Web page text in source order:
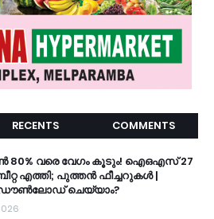
RECENTS COMMENTS
വരെ വേഗം കൂടും! ഐഒഎസ് 27
എത്തി; പുത്തൻ ഫീച്ചറുകൾ |
ചെയ്യാം?